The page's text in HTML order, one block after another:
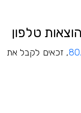
טלפון
, זכאים לקבל את